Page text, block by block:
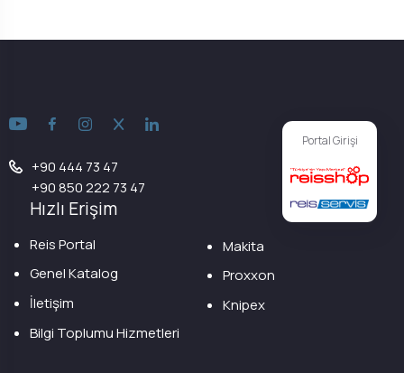
Portal Girişi
+90 444 73 47
+90 850 222 73 47
Hızlı Erişim
Reis Portal
Genel Katalog
İletişim
Bilgi Toplumu Hizmetleri
Makita
Proxxon
Knipex